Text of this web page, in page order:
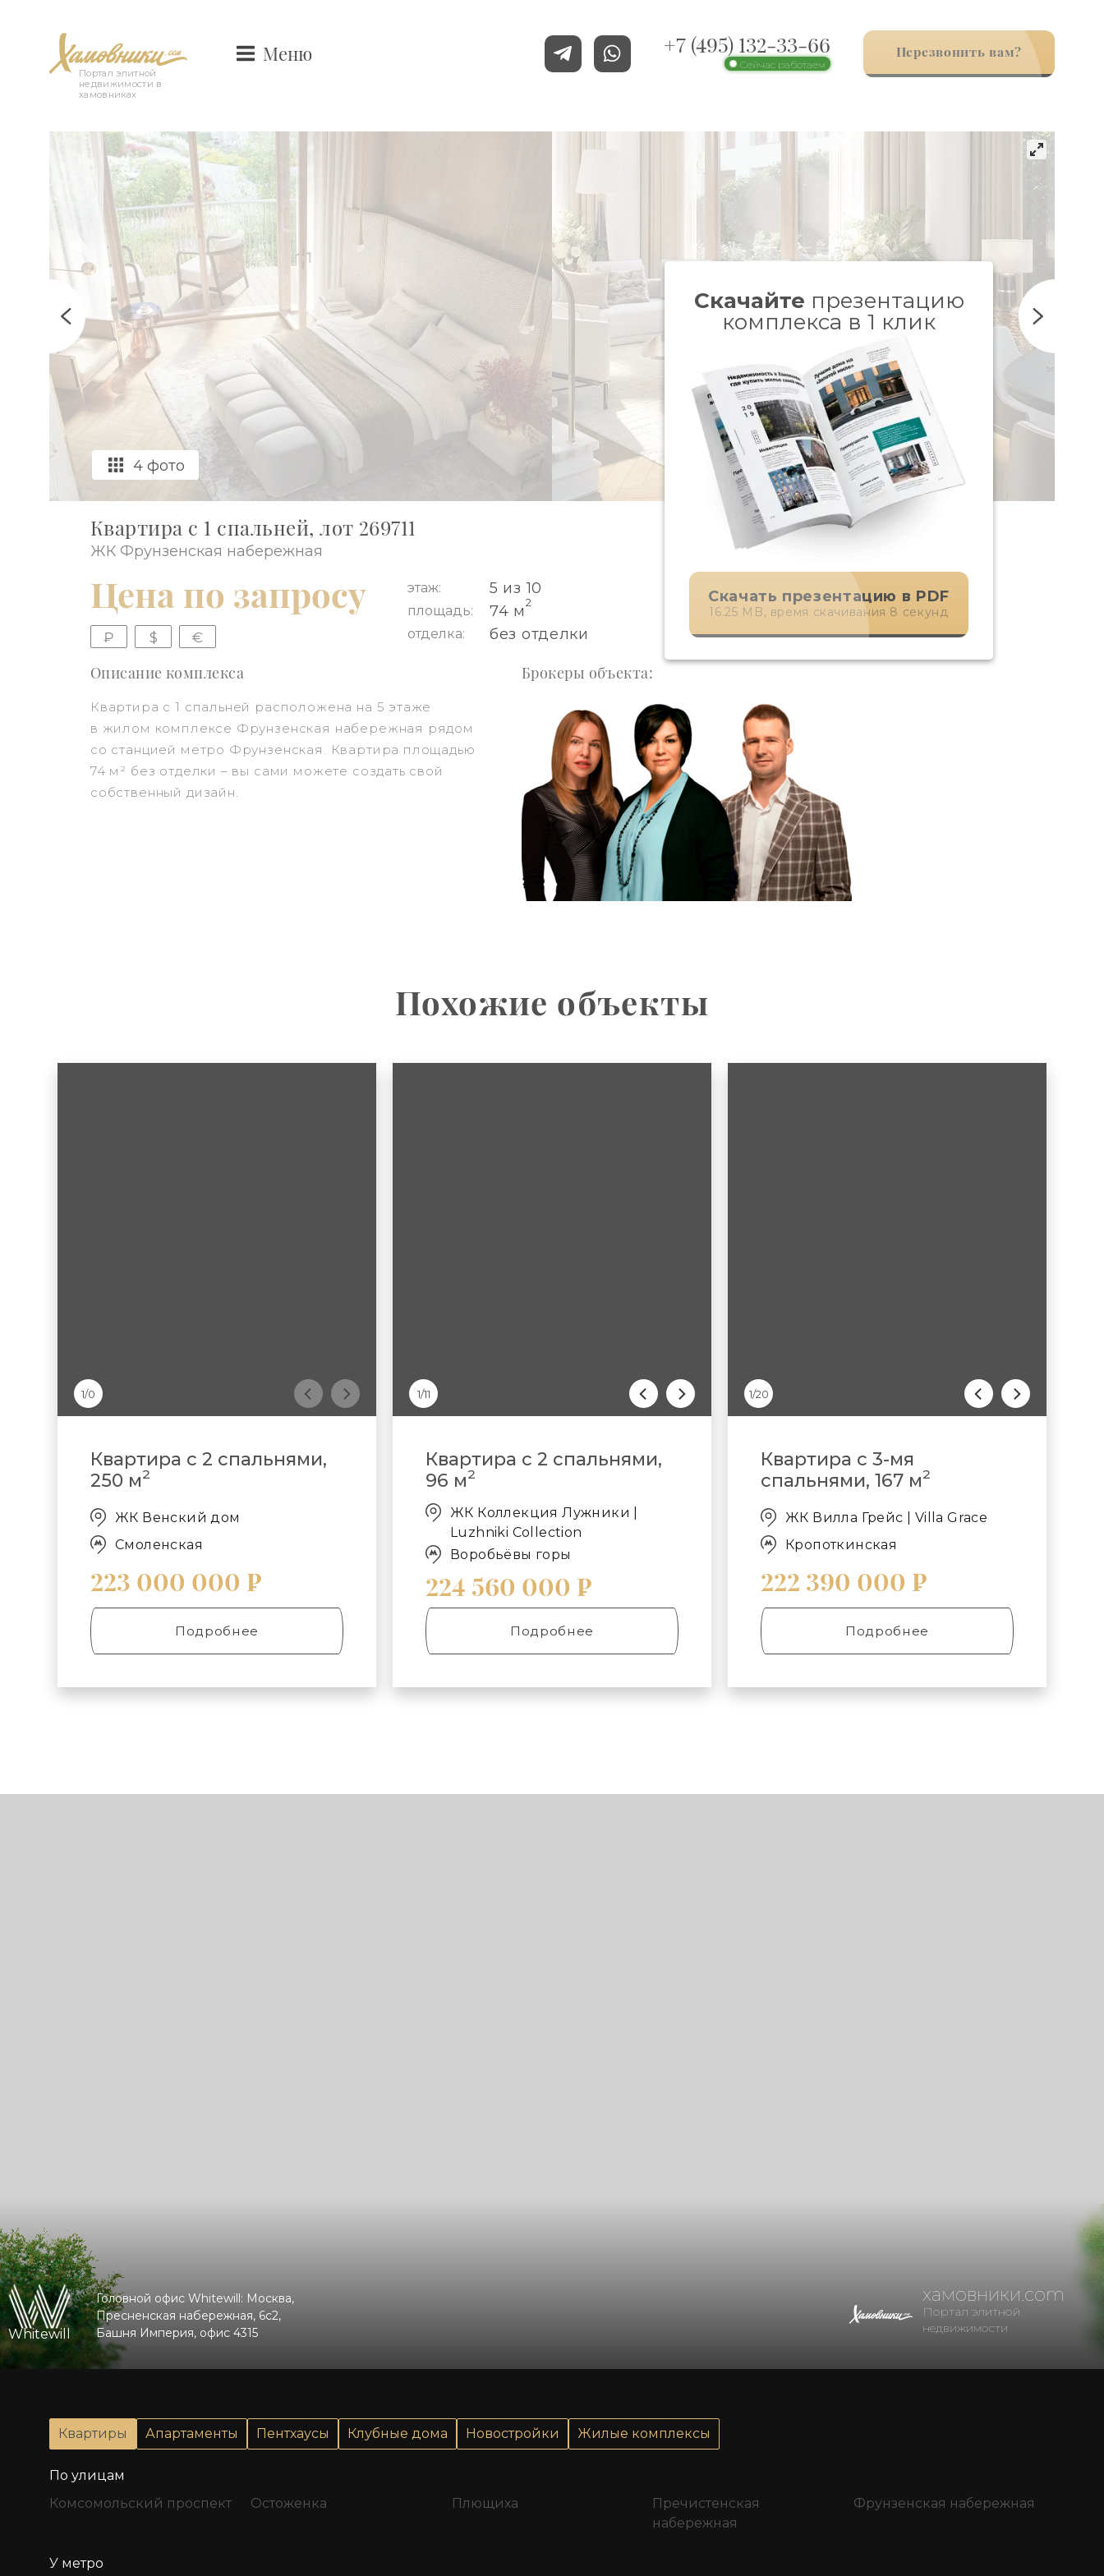
Портал элитной
недвижимости в
хамовниках
Меню +7 (495) 132-33-66
Сейчас работаем
Перезвонить вам?
4 фото
Скачайте презентацию
комплекса в 1 клик
Скачать презентацию в PDF
16.25 MB, время скачивания 8 секунд
Квартира с 1 спальней, лот 269711
ЖК Фрунзенская набережная
Цена по запросу
₽ $ €
этаж: 5 из 10
площадь: 74 м 2
отделка: без отделки
Описание комплекса
Квартира с 1 спальней расположена на 5 этаже
в жилом комплексе Фрунзенская набережная рядом
со станцией метро Фрунзенская. Квартира площадью
74 м² без отделки – вы сами можете создать свой
собственный дизайн.
Брокеры объекта:
Похожие объекты
1/0
Квартира с 2 спальнями,
250 м2
ЖК Венский дом
Смоленская
223 000 000 ₽
Подробнее
1/11
Квартира с 2 спальнями,
96 м2
ЖК Коллекция Лужники |
Luzhniki Collection
Воробьёвы горы
224 560 000 ₽
Подробнее
1/20
Квартира с 3-мя
спальнями, 167 м2
ЖК Вилла Грейс | Villa Grace
Кропоткинская
222 390 000 ₽
Подробнее
Whitewill
Головной офис Whitewill: Москва,
Пресненская набережная, 6с2,
Башня Империя, офис 4315
хамовники.com
Портал элитной
недвижимости
Квартиры Апартаменты Пентхаусы Клубные дома Новостройки Жилые комплексы
По улицам
Комсомольский проспект
Остоженка Плющиха
Пречистенская
набережная
Фрунзенская набережная
У метро